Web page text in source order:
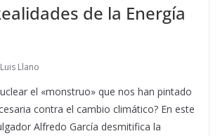
de la Energía
Luis Llano
el «monstruo» que nos han pintado
contra el cambio climático? En este
Alfredo García desmitifica la